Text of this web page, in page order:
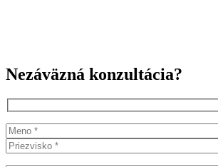
Nezáväzná konzultácia?